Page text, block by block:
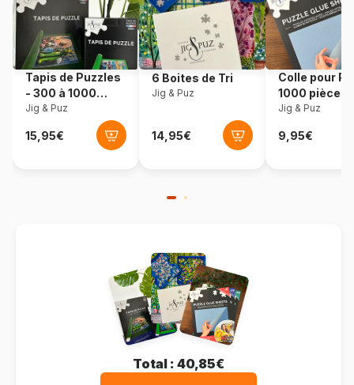
Nombre de pièces 500 pièces
Dimensions 50 x 50 cm
Tapis de Puzzles
- 300 à 1000
pièces
Jig & Puz
6 Boites de Tri
Jig & Puz
Colle pour
1000 pièces
Jig & Puz
Total : 40,85€